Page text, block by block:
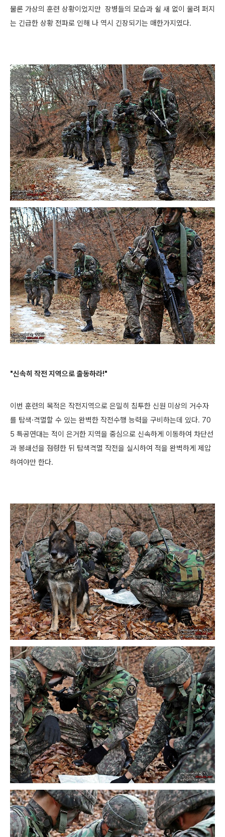
물론 가상의 훈련 상황이었지만 장병들의 모습과 쉴 새 없이 울려 퍼지
는 긴급한 상황 전파로 인해 나 역시 긴장되기는 매한가지였다.
"신속히 작전 지역으로 출동하라!"
이번 훈련의 목적은 작전지역으로 은밀히 침투한 신원 미상의 거수자
를 탐색·격멸할 수 있는 완벽한 작전수행 능력을 구비하는데 있다. 70
5 특공연대는 적이 은거한 지역을 중심으로 신속하게 이동하여 차단선
과 봉쇄선을 점령한 뒤 탐색격멸 작전을 실시하여 적을 완벽하게 제압
하여야만 한다.